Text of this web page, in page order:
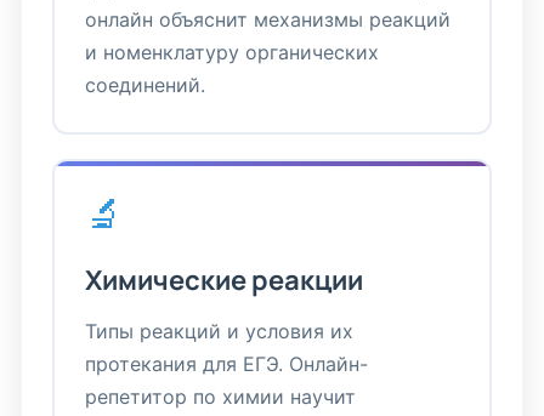
онлайн объяснит механизмы реакций
и номенклатуру органических
соединений.
🔬
Химические реакции
Типы реакций и условия их
протекания для ЕГЭ. Онлайн-
репетитор по химии научит